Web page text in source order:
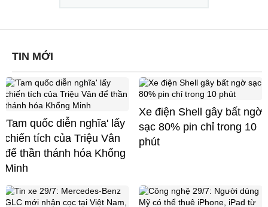
TIN MỚI
'Tam quốc diễn nghĩa' lấy
chiến tích của Triệu Vân
để thần thánh hóa Khổng
Minh
Xe điện Shell gây bất ngờ
sạc 80% pin chỉ trong 10
phút